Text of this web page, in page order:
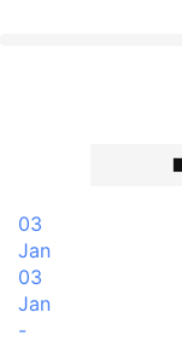
03
Jan
03
Jan
-